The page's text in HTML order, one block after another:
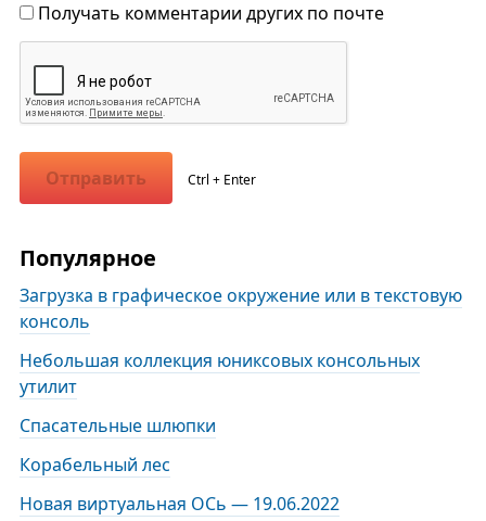
Получать комментарии других по почте
Отправить Ctrl + Enter
Популярное
Загрузка в графическое окружение или в текстовую
консоль
Небольшая коллекция юниксовых консольных
утилит
Спасательные шлюпки
Корабельный лес
Новая виртуальная ОСь — 19.06.2022